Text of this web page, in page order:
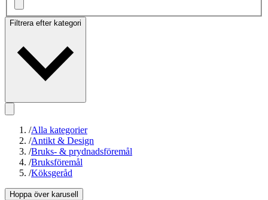
Filtrera efter kategori
/Alla kategorier
/Antikt & Design
/Bruks- & prydnadsföremål
/Bruksföremål
/Köksgeråd
Hoppa över karusell